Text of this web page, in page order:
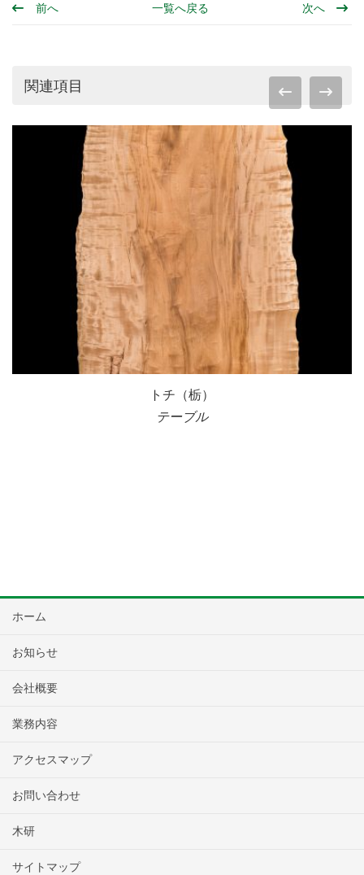
前へ 一覧へ戻る 次へ
関連項目
トチ（栃）
テーブル
ホーム
お知らせ
会社概要
業務内容
アクセスマップ
お問い合わせ
木研
サイトマップ